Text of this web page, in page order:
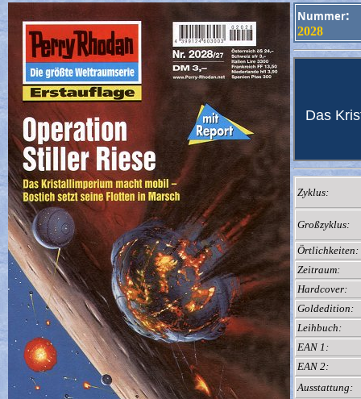
Nummer:
2028
Das
Zyklus:
Großzyklus:
Örtlichkeiten:
Zeitraum:
Hardcover:
Goldedition:
Leihbuch:
EAN 1:
EAN 2:
Ausstattung: